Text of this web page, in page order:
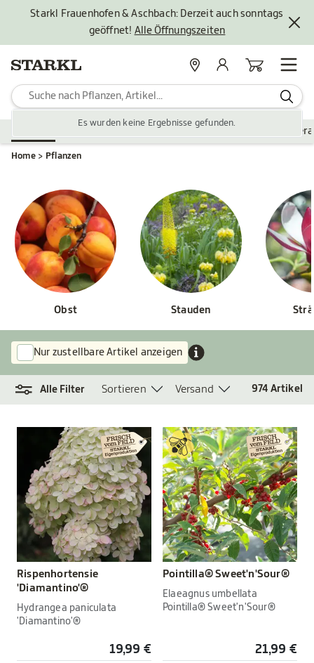
Starkl Frauenhofen & Aschbach: Derzeit auch sonntags
geöffnet! Alle Öffnungszeiten
Es wurden keine Ergebnisse gefunden.
StandorteMein KontoWarenkorb
Zubehör Gartengestaltung
Home Pflanzen
Obst Stauden
Nur zustellbare Artikel anzeigen
Alle Filter Sortieren Versand 974 Artikel
Rispenhortensie
'Diamantino'®
Hydrangea paniculata
'Diamantino'®
19,99 €
Pointilla® Sweet'n'Sour®
Elaeagnus umbellata
Pointilla® Sweet'n'Sour®
21,99 €